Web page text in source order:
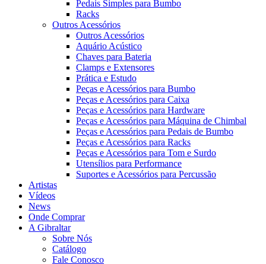
Pedais Simples para Bumbo
Racks
Outros Acessórios
Outros Acessórios
Aquário Acústico
Chaves para Bateria
Clamps e Extensores
Prática e Estudo
Peças e Acessórios para Bumbo
Peças e Acessórios para Caixa
Peças e Acessórios para Hardware
Peças e Acessórios para Máquina de Chimbal
Peças e Acessórios para Pedais de Bumbo
Peças e Acessórios para Racks
Peças e Acessórios para Tom e Surdo
Utensílios para Performance
Suportes e Acessórios para Percussão
Artistas
Vídeos
News
Onde Comprar
A Gibraltar
Sobre Nós
Catálogo
Fale Conosco